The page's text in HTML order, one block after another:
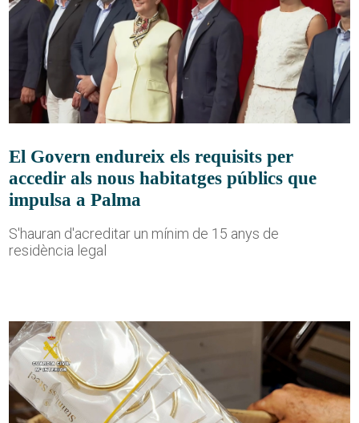
El Govern endureix els requisits per
accedir als nous habitatges públics que
impulsa a Palma
S'hauran d'acreditar un mínim de 15 anys de
residència legal